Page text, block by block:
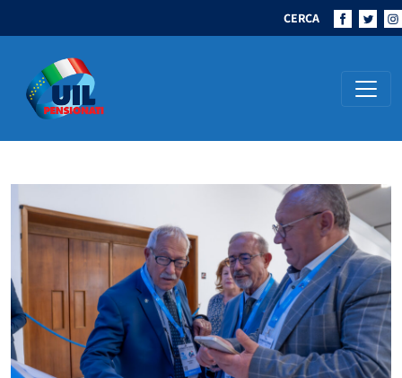
CERCA
Navigazione principale